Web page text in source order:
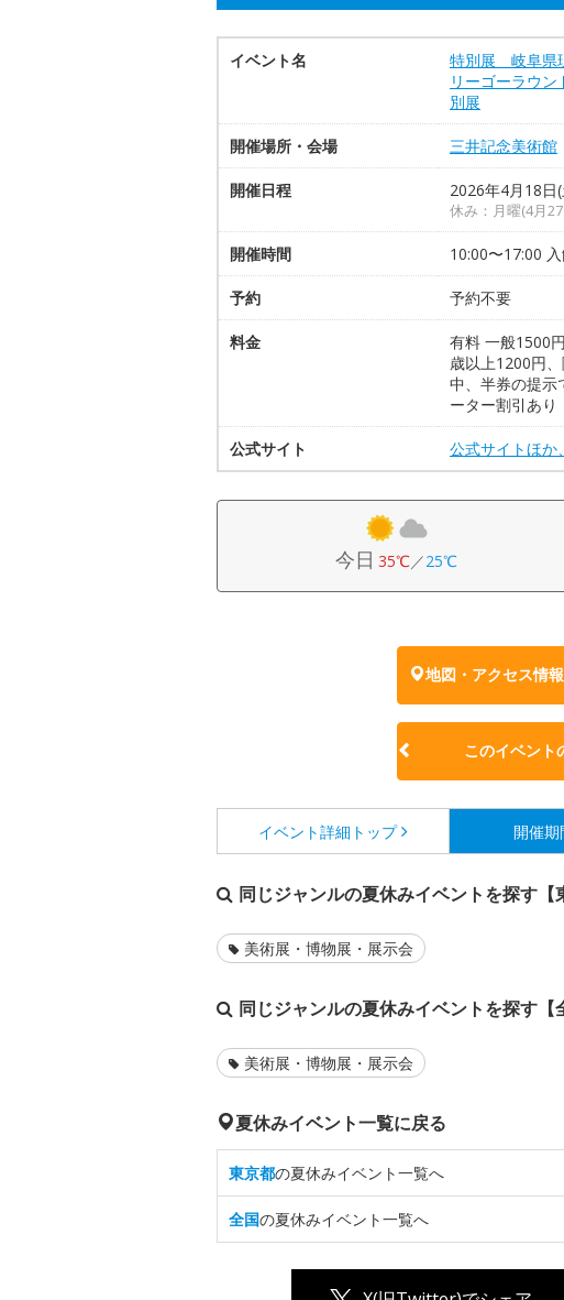
イベント名
特別展 岐阜県
リーゴーラウ
別展
開催場所・会場 三井記念美術館
開催日程 2026年4月18日
休み：月曜(4月
開催時間 10:00〜17:00
予約 予約不要
料金
有料 一般1500
歳以上1200円
中、半券の提示
ーター割引あり
公式サイト 公式サイトほか
今日 35℃／25℃
地図・アクセス情
このイベント
イベント詳細 トップ 開催
同じジャンルの夏休みイベントを探す【
美術展・博物展・展示会
同じジャンルの夏休みイベントを探す【
美術展・博物展・展示会
夏休みイベント一覧に戻る
東京都の夏休みイベント一覧へ
全国の夏休みイベント一覧へ